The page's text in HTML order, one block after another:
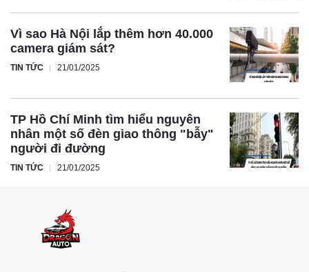
Vì sao Hà Nội lắp thêm hơn 40.000
camera giám sát?
TIN TỨC 21/01/2025
TP Hồ Chí Minh tìm hiểu nguyên
nhân một số đèn giao thông "bẫy"
người đi đường
TIN TỨC 21/01/2025